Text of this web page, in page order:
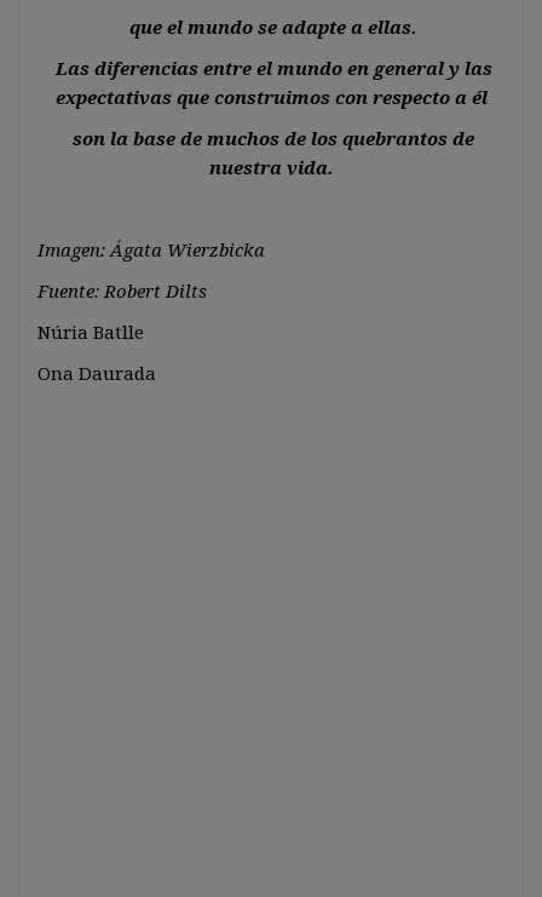
que el mundo se adapte a ellas.
Las diferencias entre el mundo en general y las
expectativas que construimos con respecto a él
son la base de muchos de los quebrantos de
nuestra vida.
Imagen: Ágata Wierzbicka
Fuente: Robert Dilts
Núria Batlle
Ona Daurada